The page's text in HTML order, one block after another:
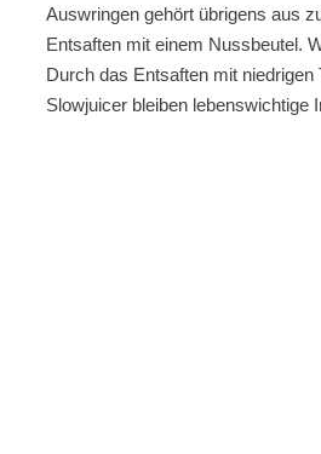
Auswringen gehört übrigens aus
Entsaften mit einem Nussbeutel.
Durch das Entsaften mit niedrigen
Slowjuicer bleiben lebenswichtige